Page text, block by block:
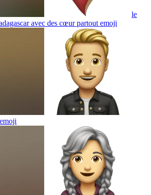
le
avec des cœur partout emoji
emoji